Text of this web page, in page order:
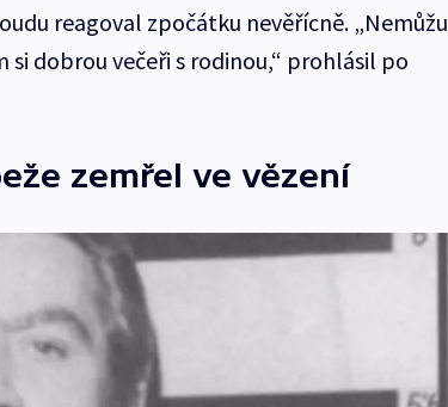
reagoval zpočátku nevěřícně. „Nemůžu
si dobrou večeři s rodinou,“ prohlásil po
zemřel ve vězení